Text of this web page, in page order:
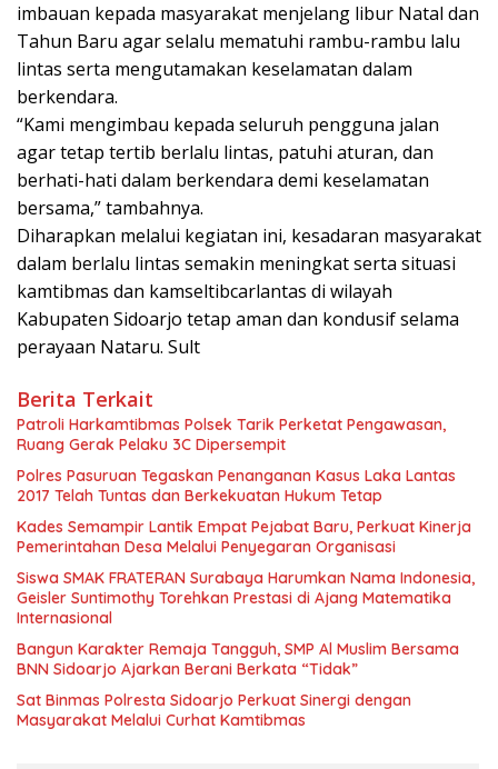
imbauan kepada masyarakat menjelang libur Natal dan
Tahun Baru agar selalu mematuhi rambu-rambu lalu
lintas serta mengutamakan keselamatan dalam
berkendara.
“Kami mengimbau kepada seluruh pengguna jalan
agar tetap tertib berlalu lintas, patuhi aturan, dan
berhati-hati dalam berkendara demi keselamatan
bersama,” tambahnya.
Diharapkan melalui kegiatan ini, kesadaran masyarakat
dalam berlalu lintas semakin meningkat serta situasi
kamtibmas dan kamseltibcarlantas di wilayah
Kabupaten Sidoarjo tetap aman dan kondusif selama
perayaan Nataru. Sult
Berita Terkait
Patroli Harkamtibmas Polsek Tarik Perketat Pengawasan,
Ruang Gerak Pelaku 3C Dipersempit
Polres Pasuruan Tegaskan Penanganan Kasus Laka Lantas
2017 Telah Tuntas dan Berkekuatan Hukum Tetap
Kades Semampir Lantik Empat Pejabat Baru, Perkuat Kinerja
Pemerintahan Desa Melalui Penyegaran Organisasi
Siswa SMAK FRATERAN Surabaya Harumkan Nama Indonesia,
Geisler Suntimothy Torehkan Prestasi di Ajang Matematika
Internasional
Bangun Karakter Remaja Tangguh, SMP Al Muslim Bersama
BNN Sidoarjo Ajarkan Berani Berkata “Tidak”
Sat Binmas Polresta Sidoarjo Perkuat Sinergi dengan
Masyarakat Melalui Curhat Kamtibmas